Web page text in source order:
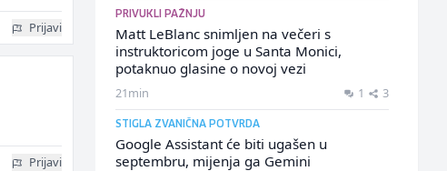
Prijavi
Prijavi
PRIVUKLI PAŽNJU
Matt LeBlanc snimljen na večeri s
instruktoricom joge u Santa Monici,
potaknuo glasine o novoj vezi
21min 1 3
STIGLA ZVANIČNA POTVRDA
Google Assistant će biti ugašen u
septembru, mijenja ga Gemini